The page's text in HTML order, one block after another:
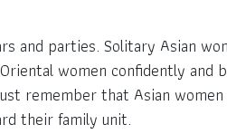
and parties. Solitary Asian
women confidently and
remember that Asian
their family unit.